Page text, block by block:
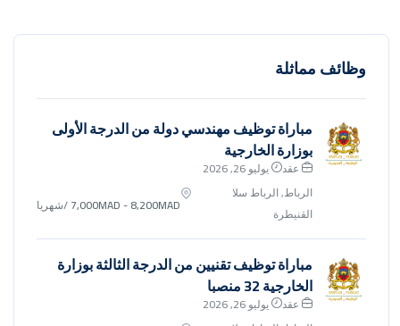
وظائف مماثلة
مباراة توظيف مهندسي دولة من الدرجة الأولى
بوزارة الخارجية
عقد
يوليو 26, 2026
الرباط, الرباط سلا
القنيطرة
7,000MAD - 8,200MAD/شهريا
مباراة توظيف تقنيين من الدرجة الثالثة بوزارة
الخارجية 32 منصبا
عقد
يوليو 26, 2026